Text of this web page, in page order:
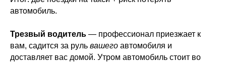
автомобиль.
Трезвый водитель — профессионал приезжает к
вам, садится за руль вашего автомобиля и
доставляет вас домой. Утром автомобиль стоит во